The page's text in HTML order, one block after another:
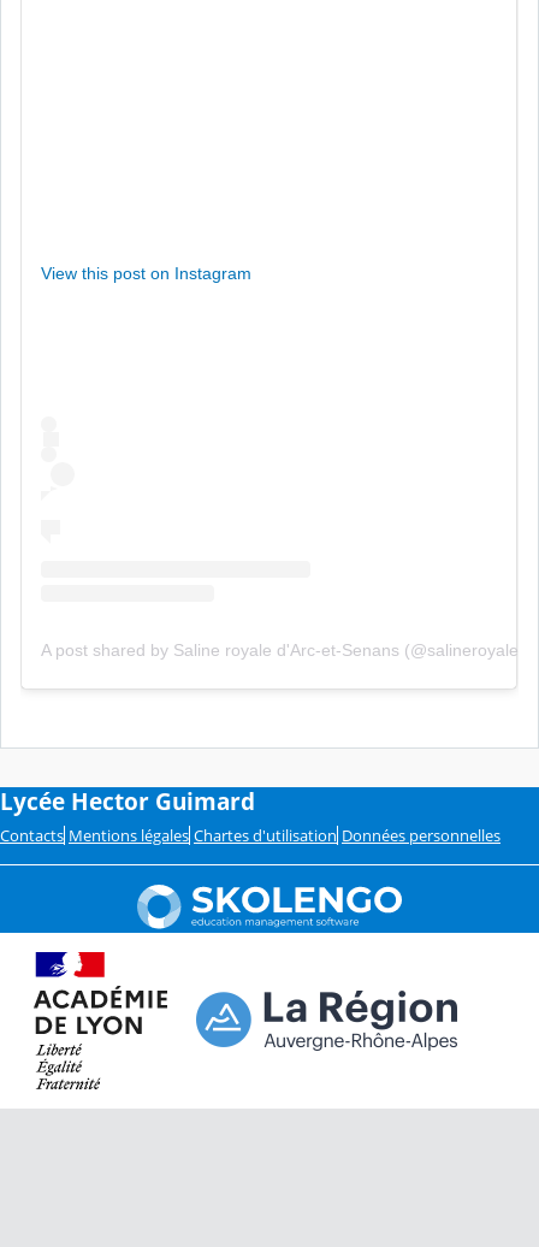
View this post on Instagram
A post shared by Saline royale d'Arc-et-Senans (@salineroyale)
Lycée Hector Guimard
Contacts Mentions légales Chartes d'utilisation Données personnelles